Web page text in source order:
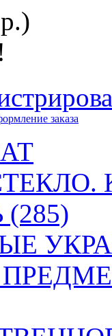
заказа